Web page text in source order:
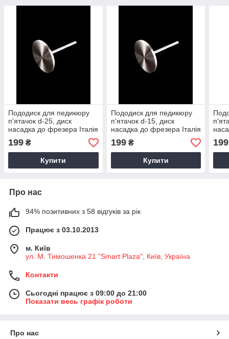
Пододиск для педикюру
п'ятачок d-25, диск
насадка до фрезера Італія
199 ₴
Купити
Пододиск для педикюру
п'ятачок d-15, диск
насадка до фрезера Італія
199₴
Купити
199
Про нас
94% позитивних з 58 відгуків за рік
Працює з 03.10.2013
м. Київ
ул. М. Тимошенка 21 "Smart Plaza", Київ, Україна
Контакти
Сьогодні працює з 09:00 до 21:00
Показати весь графік роботи
Про нас